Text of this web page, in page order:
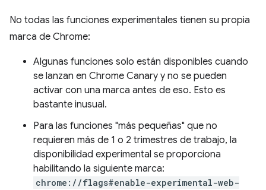
No todas las funciones experimentales tienen su propia
marca de Chrome:
Algunas funciones solo están disponibles cuando
se lanzan en Chrome Canary y no se pueden
activar con una marca antes de eso. Esto es
bastante inusual.
Para las funciones "más pequeñas" que no
requieren más de 1 o 2 trimestres de trabajo, la
disponibilidad experimental se proporciona
habilitando la siguiente marca:
chrome://flags#enable-experimental-web-